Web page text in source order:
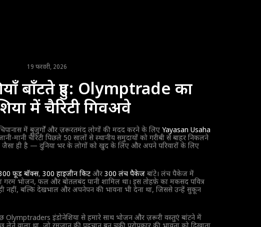
19 फरवरी, 2026
बाँटते हुए: Olymptrade का
में चैरिटी गिवअवे
में बुजुर्गों और ज़रूरतमंद लोगों की मदद करने के लिए Yayasan Usaha
मानी चैरिटी पिछले 50 सालों से स्थानीय समुदायों को गरीबी से बाहर निकलने
ही है — दुनिया भर के लोगों को खुद के लिए और अपने परिवारों के लिए
फूड बॉक्स, 300 हाइजीन किट और 300 लंच पैकेज बांटे। लंच पैकेज में
गरम भोजन, फल और बोतलबंद पानी शामिल था। इस तोहफ़े का मकसद पवित्र
ही नहीं, बल्कि देखभाल और अपनेपन की भावना भी देना था, जिससे उन्हें सुकून
इंडोनेशिया से हमारे साथ भोजन और ज़रूरी वस्तुएं बांटने में